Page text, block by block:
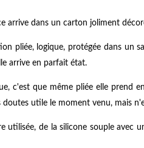
arrive dans un carton joliment
pliée, logique, protégée dans un
arrive en parfait état.
c'est que même pliée elle prend
doutes utile le moment venu, mais
utilisée, de la silicone souple avec